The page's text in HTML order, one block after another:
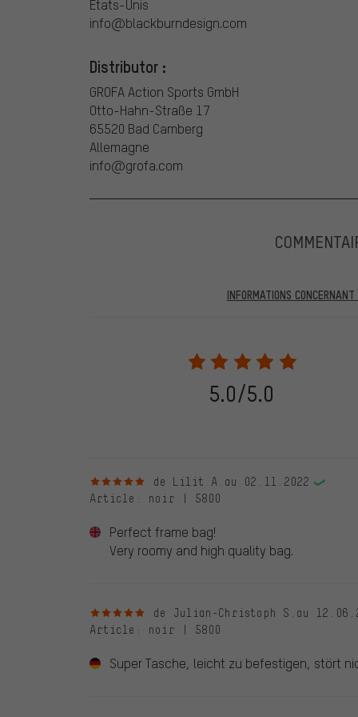
États-Unis
info@blackburndesign.com
Distributor :
GROFA Action Sports GmbH
Otto-Hahn-Straße 17
65520 Bad Camberg
Allemagne
info@grofa.com
INFORMATIONS
partir du 28.05.2022, seules les évaluations vérifiées
être indiqué lors de l'évaluation du produit. Nous ne
de commande. Toutes les évaluations vérifiées sont
vérifiées jusqu'au 28.05.2022 et à partir du
évaluations de clients qui n'ont pas acheté chez
d'une coche verte. Nous publions toutes les
5.0/5.0
5 sur 5 étoilesde Lilit A. au 02.11.2022
Article : noir | 5800
Perfect frame bag!
Very roomy and high quality bag.
5 sur 5 étoilesde Julian-Christoph S. au
Article : noir | 5800
Super Tasche, leicht zu befestigen, stört